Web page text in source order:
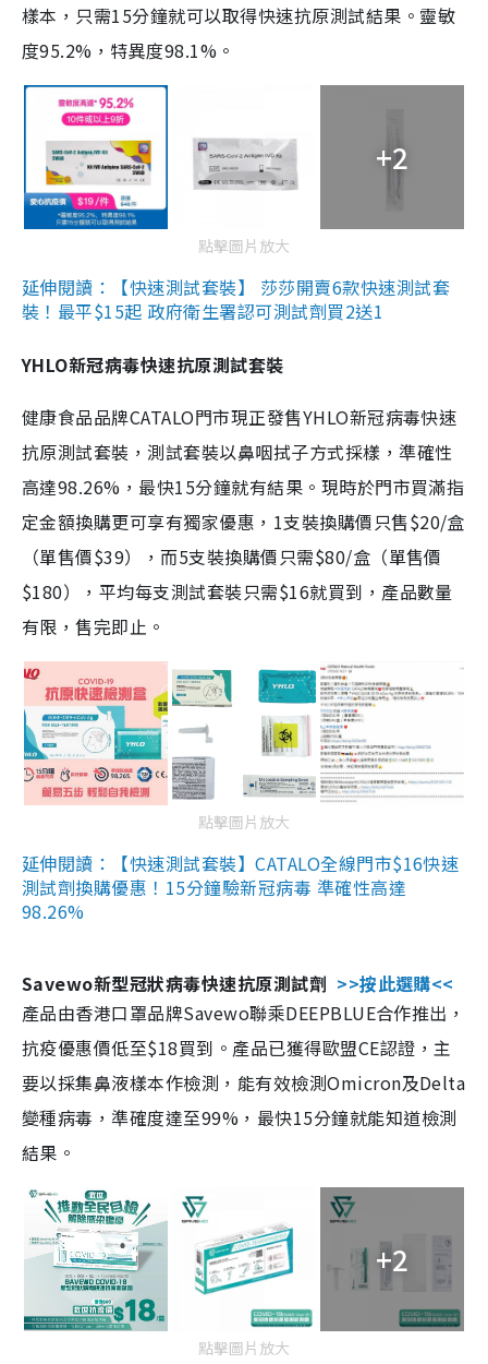
樣本，只需15分鐘就可以取得快速抗原測試結果。靈敏
度95.2%，特異度98.1%。
+2
點擊圖片放大
延伸閱讀：【快速測試套裝】 莎莎開賣6款快速測試套
裝！最平$15起 政府衛生署認可測試劑買2送1
YHLO新冠病毒快速抗原測試套裝
健康食品品牌CATALO門市現正發售YHLO新冠病毒快速
抗原測試套裝，測試套裝以鼻咽拭子方式採樣，準確性
高達98.26%，最快15分鐘就有結果。現時於門市買滿指
定金額換購更可享有獨家優惠，1支裝換購價只售$20/盒
（單售價$39），而5支裝換購價只需$80/盒（單售價
$180），平均每支測試套裝只需$16就買到，產品數量
有限，售完即止。
點擊圖片放大
延伸閱讀：【快速測試套裝】CATALO全線門市$16快速
測試劑換購優惠！15分鐘驗新冠病毒 準確性高達
98.26%
Savewo新型冠狀病毒快速抗原測試劑 >>按此選購<<
產品由香港口罩品牌Savewo聯乘DEEPBLUE合作推出，
抗疫優惠價低至$18買到。產品已獲得歐盟CE認證，主
要以採集鼻液樣本作檢測，能有效檢測Omicron及Delta
變種病毒，準確度達至99%，最快15分鐘就能知道檢測
結果。
+2
點擊圖片放大